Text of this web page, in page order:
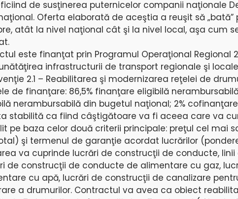
de susţinerea puternicelor companii naţionale
Oferta elaborată de aceştia a reuşit să
atât la nivel naţional cât şi la nivel local, aşa cum
este finanţat prin Programul Operaţional Regional
infrastructurii de transport regionale şi
2.1 – Reabilitarea şi modernizarea reţelei de
de finanţare: 86,5% finanţare eligibilă nerambursabilă
nerambursabilă din bugetul naţional; 2%
stabilită ca fiind câştigătoare va fi aceea care va
pe baza celor două criterii principale: preţul cel mai
şi termenul de garanţie acordat lucrărilor
va cuprinde lucrări de construcţii de conducte,
de construcţii de conducte de alimentare cu gaz,
cu apă, lucrări de construcţii de canalizare
a drumurilor. Contractul va avea ca obiect